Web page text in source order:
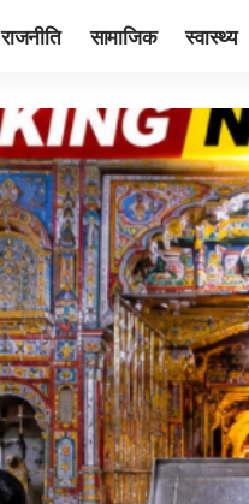
राजनीति सामाजिक स्वास्थ्य